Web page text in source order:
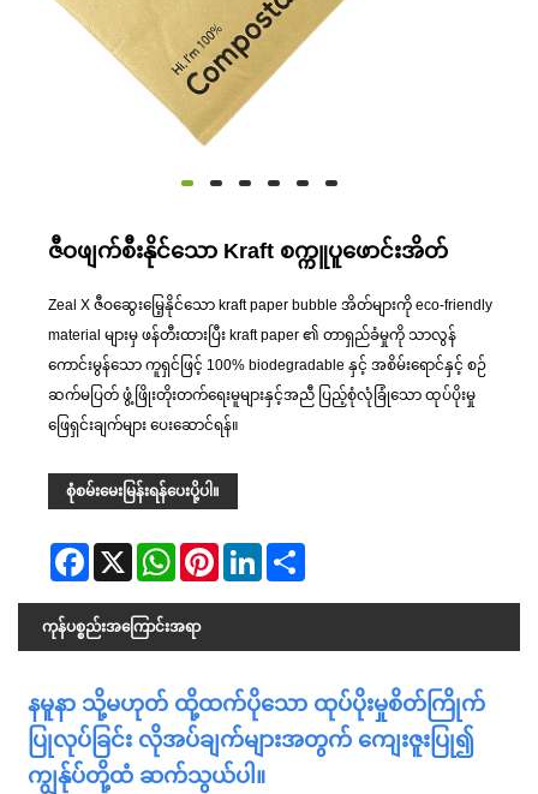
ဇီဝဖျက်စီးနိုင်သော Kraft စက္ကူပူဖောင်းအိတ်
Zeal X ဇီဝဆွေးမြေ့နိုင်သော kraft paper bubble အိတ်များကို eco-friendly
material များမှ ဖန်တီးထားပြီး kraft paper ၏ တာရှည်ခံမှုကို သာလွန်
ကောင်းမွန်သော ကူရှင်ဖြင့် 100% biodegradable နှင့် အစိမ်းရောင်နှင့် စဉ်
ဆက်မပြတ် ဖွံ့ဖြိုးတိုးတက်ရေးမူများနှင့်အညီ ပြည့်စုံလုံခြုံသော ထုပ်ပိုးမှု
ဖြေရှင်းချက်များ ပေးဆောင်ရန်။
စုံစမ်းမေးမြန်းရန်ပေးပို့ပါ။
Facebook
X WhatsAppPinterestLinkedIn
ကုန်ပစ္စည်းအကြောင်းအရာ
နမူနာ သို့မဟုတ် ထို့ထက်ပိုသော ထုပ်ပိုးမှုစိတ်ကြိုက်
ပြုလုပ်ခြင်း လိုအပ်ချက်များအတွက် ကျေးဇူးပြု၍
ကျွန်ုပ်တို့ထံ ဆက်သွယ်ပါ။